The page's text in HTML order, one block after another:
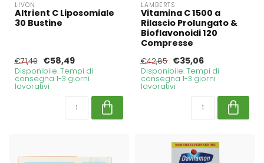
LIVON
Altrient C Liposomiale
30 Bustine
€71,49 €58,49
Disponibile. Tempi di
consegna 1-3 giorni
lavorativi
LAMBERTS
Vitamina C 1500 a
Rilascio Prolungato &
Bioflavonoidi 120
Compresse
€42,85 €35,06
Disponibile. Tempi di
consegna 1-3 giorni
lavorativi